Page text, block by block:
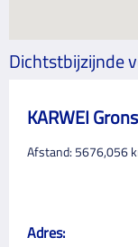
Dichtstbijzijnde
KARWEI
Afstand: 5676,056
Adres: